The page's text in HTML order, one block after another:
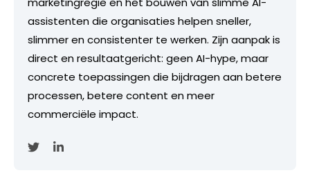
assistenten die organisaties helpen sneller,
slimmer en consistenter te werken. Zijn aanpak is
direct en resultaatgericht: geen AI-hype, maar
concrete toepassingen die bijdragen aan betere
processen, betere content en meer
commerciële impact.